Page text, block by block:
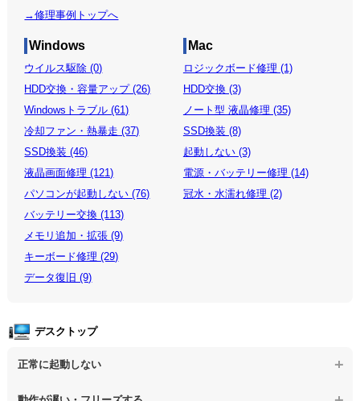
→修理事例トップへ
Windows
ウイルス駆除 (0)
HDD交換・容量アップ (26)
Windowsトラブル (61)
冷却ファン・熱暴走 (37)
SSD換装 (46)
液晶画面修理 (121)
パソコンが起動しない (76)
バッテリー交換 (113)
メモリ追加・拡張 (9)
キーボード修理 (29)
データ復旧 (9)
Mac
ロジックボード修理 (1)
HDD交換 (3)
ノート型 液晶修理 (35)
SSD換装 (8)
起動しない (3)
電源・バッテリー修理 (14)
冠水・水濡れ修理 (2)
デスクトップ
正常に起動しない
【デスクトップPC】電源を押しても反応がない